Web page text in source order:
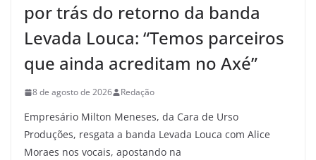
por trás do retorno da banda
Levada Louca: “Temos parceiros
que ainda acreditam no Axé”
8 de agosto de 2026 Redação
Empresário Milton Meneses, da Cara de Urso
Produções, resgata a banda Levada Louca com Alice
Moraes nos vocais, apostando na